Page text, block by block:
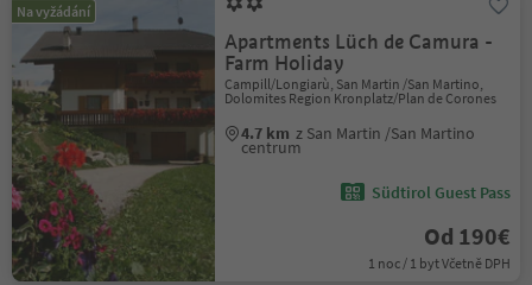
Na vyžádání
Apartments Lüch de Camura -
Farm Holiday
Campill/Longiarù, San Martin /San Martino,
Dolomites Region Kronplatz/Plan de Corones
4.7 km z San Martin /San Martino
centrum
Südtirol Guest Pass
Od 190€
1 noc / 1 byt Včetně DPH